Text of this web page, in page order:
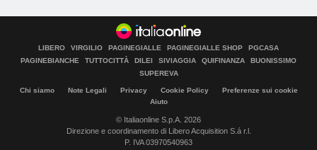
LIBERO VIRGILIO PAGINEGIALLE PAGINEGIALLE SHOP
PGCASA
PAGINEBIANCHE
TUTTOCITTÀ DILEI SIVIAGGIA QUIFINANZA
BUONISSIMO
SUPEREVA
Chi siamo Note Legali Privacy Cookie Policy
Preferenze sui cookie
Aiuto
© Italiaonline S.p.A. 2026
Direzione e coordinamento di Libero Acquisition S.á r.l.
P. IVA 03970540963